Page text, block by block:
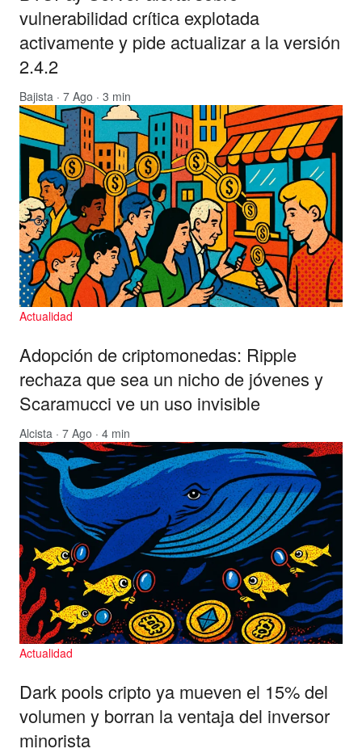
vulnerabilidad crítica explotada
activamente y pide actualizar a la versión
2.4.2
Bajista · 7 Ago · 3 min
Actualidad
Adopción de criptomonedas: Ripple
rechaza que sea un nicho de jóvenes y
Scaramucci ve un uso invisible
Alcista · 7 Ago · 4 min
Actualidad
Dark pools cripto ya mueven el 15% del
volumen y borran la ventaja del inversor
minorista